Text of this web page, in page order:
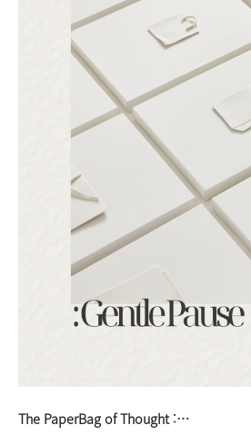
The PaperBag of Thought :…